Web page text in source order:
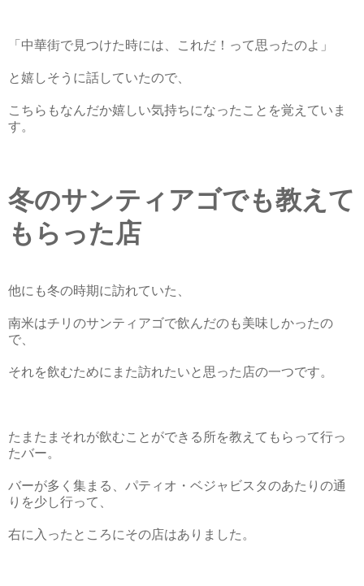
「中華街で見つけた時には、これだ！って思ったのよ」
と嬉しそうに話していたので、
こちらもなんだか嬉しい気持ちになったことを覚えていま
す。
冬のサンティアゴでも教えて
もらった店
他にも冬の時期に訪れていた、
南米はチリのサンティアゴで飲んだのも美味しかったの
で、
それを飲むためにまた訪れたいと思った店の一つです。
たまたまそれが飲むことができる所を教えてもらって行っ
たバー。
バーが多く集まる、パティオ・ベジャビスタのあたりの通
りを少し行って、
右に入ったところにその店はありました。